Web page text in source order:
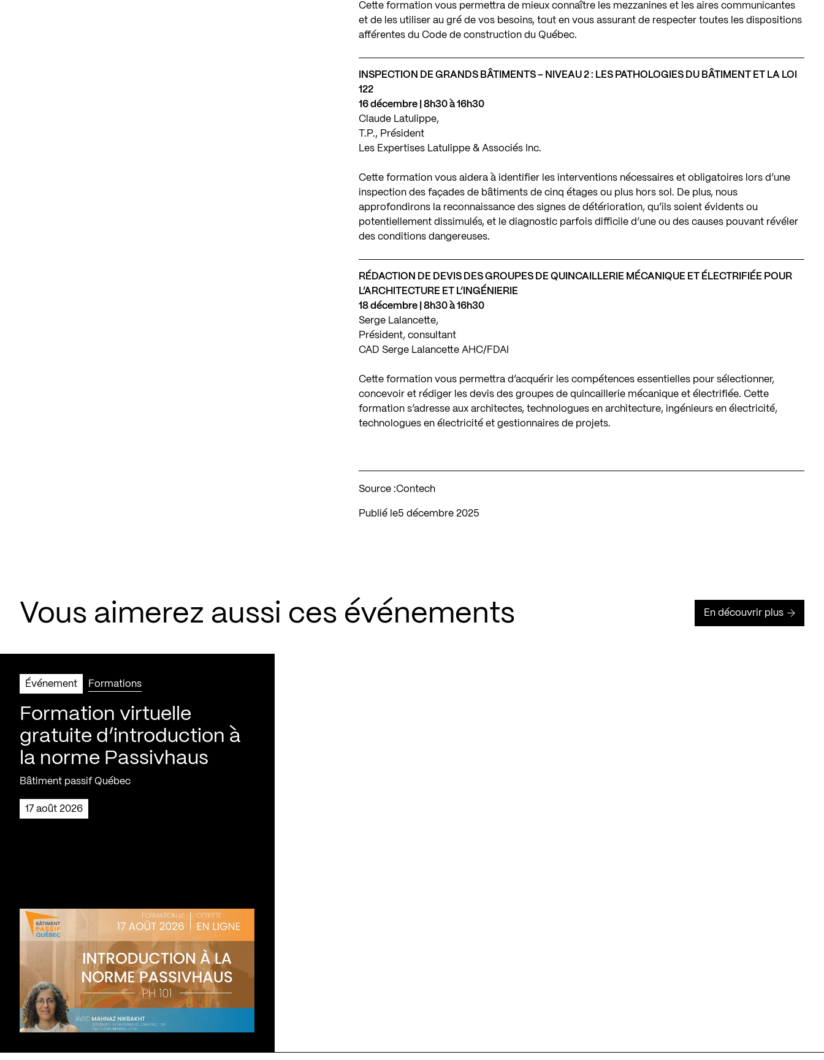
Cette formation vous permettra de mieux connaître les mezzanines et les aires communicantes
et de les utiliser au gré de vos besoins, tout en vous assurant de respecter toutes les dispositions
afférentes du Code de construction du Québec.
INSPECTION DE GRANDS BÂTIMENTS – NIVEAU 2 : LES PATHOLOGIES DU BÂTIMENT ET LA LOI
122
16 décembre | 8h30 à 16h30
Claude Latulippe,
T.P., Président
Les Expertises Latulippe & Associés Inc.
Cette formation vous aidera à identifier les interventions nécessaires et obligatoires lors d’une
inspection des façades de bâtiments de cinq étages ou plus hors sol. De plus, nous
approfondirons la reconnaissance des signes de détérioration, qu’ils soient évidents ou
potentiellement dissimulés, et le diagnostic parfois difficile d’une ou des causes pouvant révéler
des conditions dangereuses.
RÉDACTION DE DEVIS DES GROUPES DE QUINCAILLERIE MÉCANIQUE ET ÉLECTRIFIÉE POUR
L’ARCHITECTURE ET L’INGÉNIERIE
18 décembre | 8h30 à 16h30
Serge Lalancette,
Président, consultant
CAD Serge Lalancette AHC/FDAI
Cette formation vous permettra d’acquérir les compétences essentielles pour sélectionner,
concevoir et rédiger les devis des groupes de quincaillerie mécanique et électrifiée. Cette
formation s’adresse aux architectes, technologues en architecture, ingénieurs en électricité,
technologues en électricité et gestionnaires de projets.
Source :Contech
Publié le 5 décembre 2025
Vous aimerez aussi ces événements En découvrir plus
Événement Formations
Formation virtuelle
gratuite d’introduction à
la norme Passivhaus
Bâtiment passif Québec
17 août 2026